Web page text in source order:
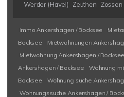
Werder (Havel)
Zeuthen Zossen
Immo Ankershagen / Bocksee
Bocksee
Mietwohnungen
Mietwohnung Ankershagen / Bocksee
Ankershagen / Bocksee
Wohnung
Bocksee
Wohnung suche
Wohnungssuche Ankershagen /